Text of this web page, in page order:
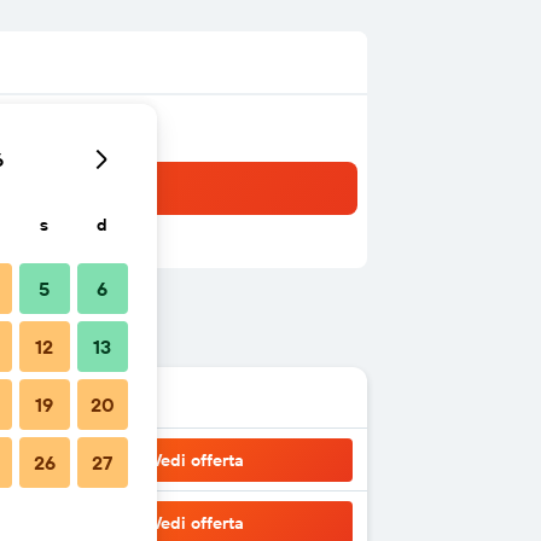
Vedi offerta
Vedi offerta
s d
5 6
12 13
19 20
26 27